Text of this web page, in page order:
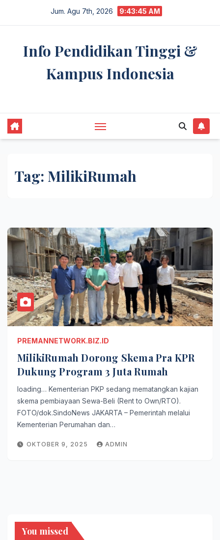
Jum. Agu 7th, 2026 9:43:45 AM
Info Pendidikan Tinggi &
Kampus Indonesia
Tag: MilikiRumah
PREMANNETWORK.BIZ.ID
MilikiRumah Dorong Skema Pra KPR
Dukung Program 3 Juta Rumah
loading… Kementerian PKP sedang mematangkan kajian
skema pembiayaan Sewa-Beli (Rent to Own/RTO).
FOTO/dok.SindoNews JAKARTA – Pemerintah melalui
Kementerian Perumahan dan…
OKTOBER 9, 2025 ADMIN
You missed